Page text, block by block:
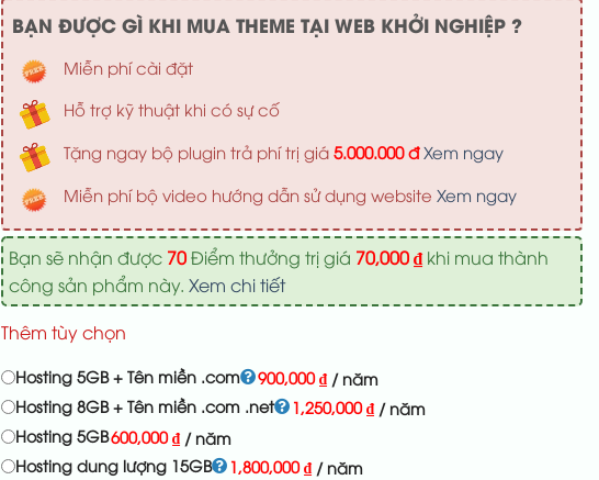
BẠN ĐƯỢC GÌ KHI MUA THEME TẠI WEB KHỞI NGHIỆP ?
Miễn phí cài đặt
Hỗ trợ kỹ thuật khi có sự cố
Tặng ngay bộ plugin trả phí trị giá 5.000.000 đ Xem ngay
Miễn phí bộ video hướng dẫn sử dụng website Xem ngay
Bạn sẽ nhận được 70Điểm thưởng trị giá 70,000₫khi mua thành
công sản phẩm này. Xem chi tiết
Thêm tùy chọn
Hosting 5GB + Tên miền .com 900,000₫ / năm
Hosting 8GB + Tên miền .com .net
1,250,000₫ / năm
Hosting 5GB600,000₫ / năm
Hosting dung lượng 15GB
1,800,000₫ / năm